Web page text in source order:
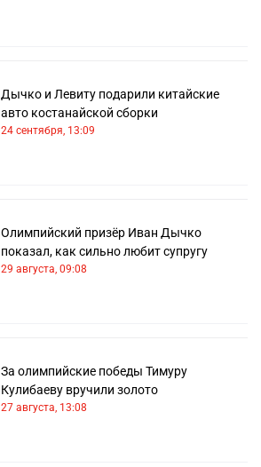
Дычко и Левиту подарили китайские
авто костанайской сборки
24 сентября, 13:09
Олимпийский призёр Иван Дычко
показал, как сильно любит супругу
29 августа, 09:08
За олимпийские победы Тимуру
Кулибаеву вручили золото
27 августа, 13:08